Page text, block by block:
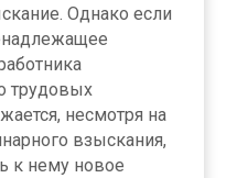
Однако если
трудовых
несмотря на
взыскания,
к нему новое